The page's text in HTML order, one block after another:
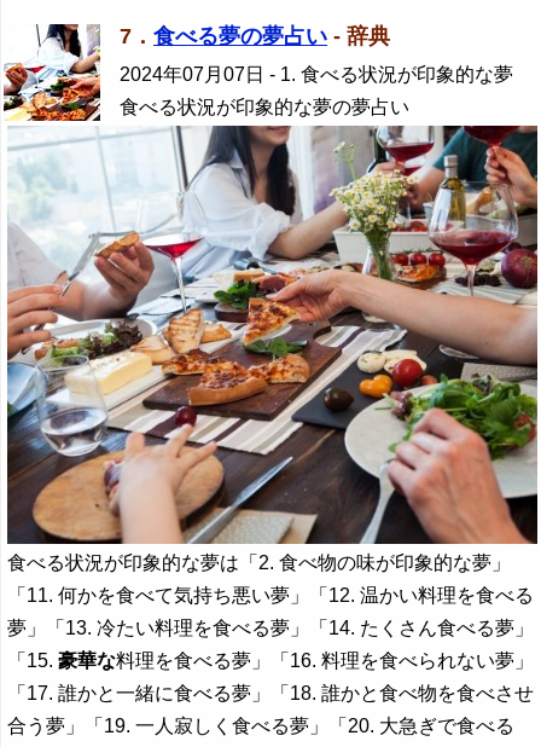
7． 食べる夢の夢占い - 辞典
2024年07月07日 - 1. 食べる状況が印象的な夢
食べる状況が印象的な夢の夢占い
食べる状況が印象的な夢は「2. 食べ物の味が印象的な夢」
「11. 何かを食べて気持ち悪い夢」「12. 温かい料理を食べる
夢」「13. 冷たい料理を食べる夢」「14. たくさん食べる夢」
「15.豪華な料理を食べる夢」「16. 料理を食べられない夢」
「17. 誰かと一緒に食べる夢」「18. 誰かと食べ物を食べさせ
合う夢」「19. 一人寂しく食べる夢」「20. 大急ぎで食べる